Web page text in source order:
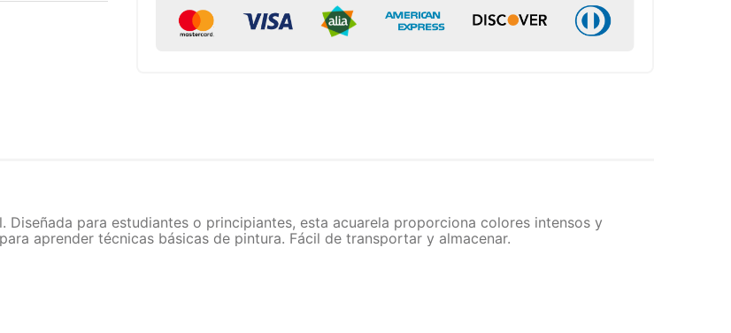
Diseñada para estudiantes o principiantes, esta acuarela proporciona colores intensos y
aprender técnicas básicas de pintura. Fácil de transportar y almacenar.